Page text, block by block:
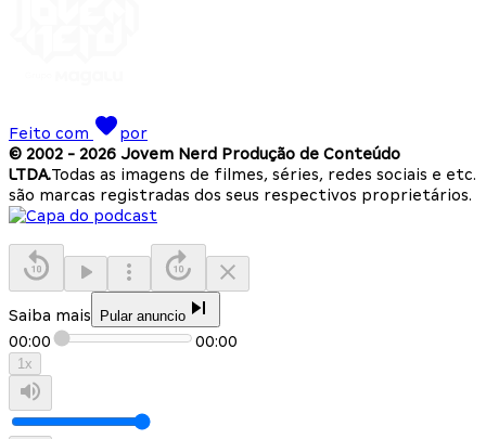
Feito com
por
© 2002 - 2026 Jovem Nerd Produção de Conteúdo
LTDA.Todas as imagens de filmes, séries, redes sociais e etc.
são marcas registradas dos seus respectivos proprietários.
Saiba mais Pular anuncio
00:00 00:00
1x